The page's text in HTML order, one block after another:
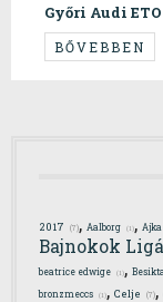
Győri Audi ETO
BŐVEBBEN
2017 (7), Aalborg (1), Ajka
Bajnokok
beatrice edwige (1),
bronzmeccs (1), Celje (7),